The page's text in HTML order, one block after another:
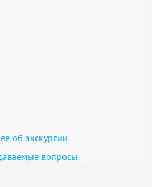
об экскурсии
вопросы